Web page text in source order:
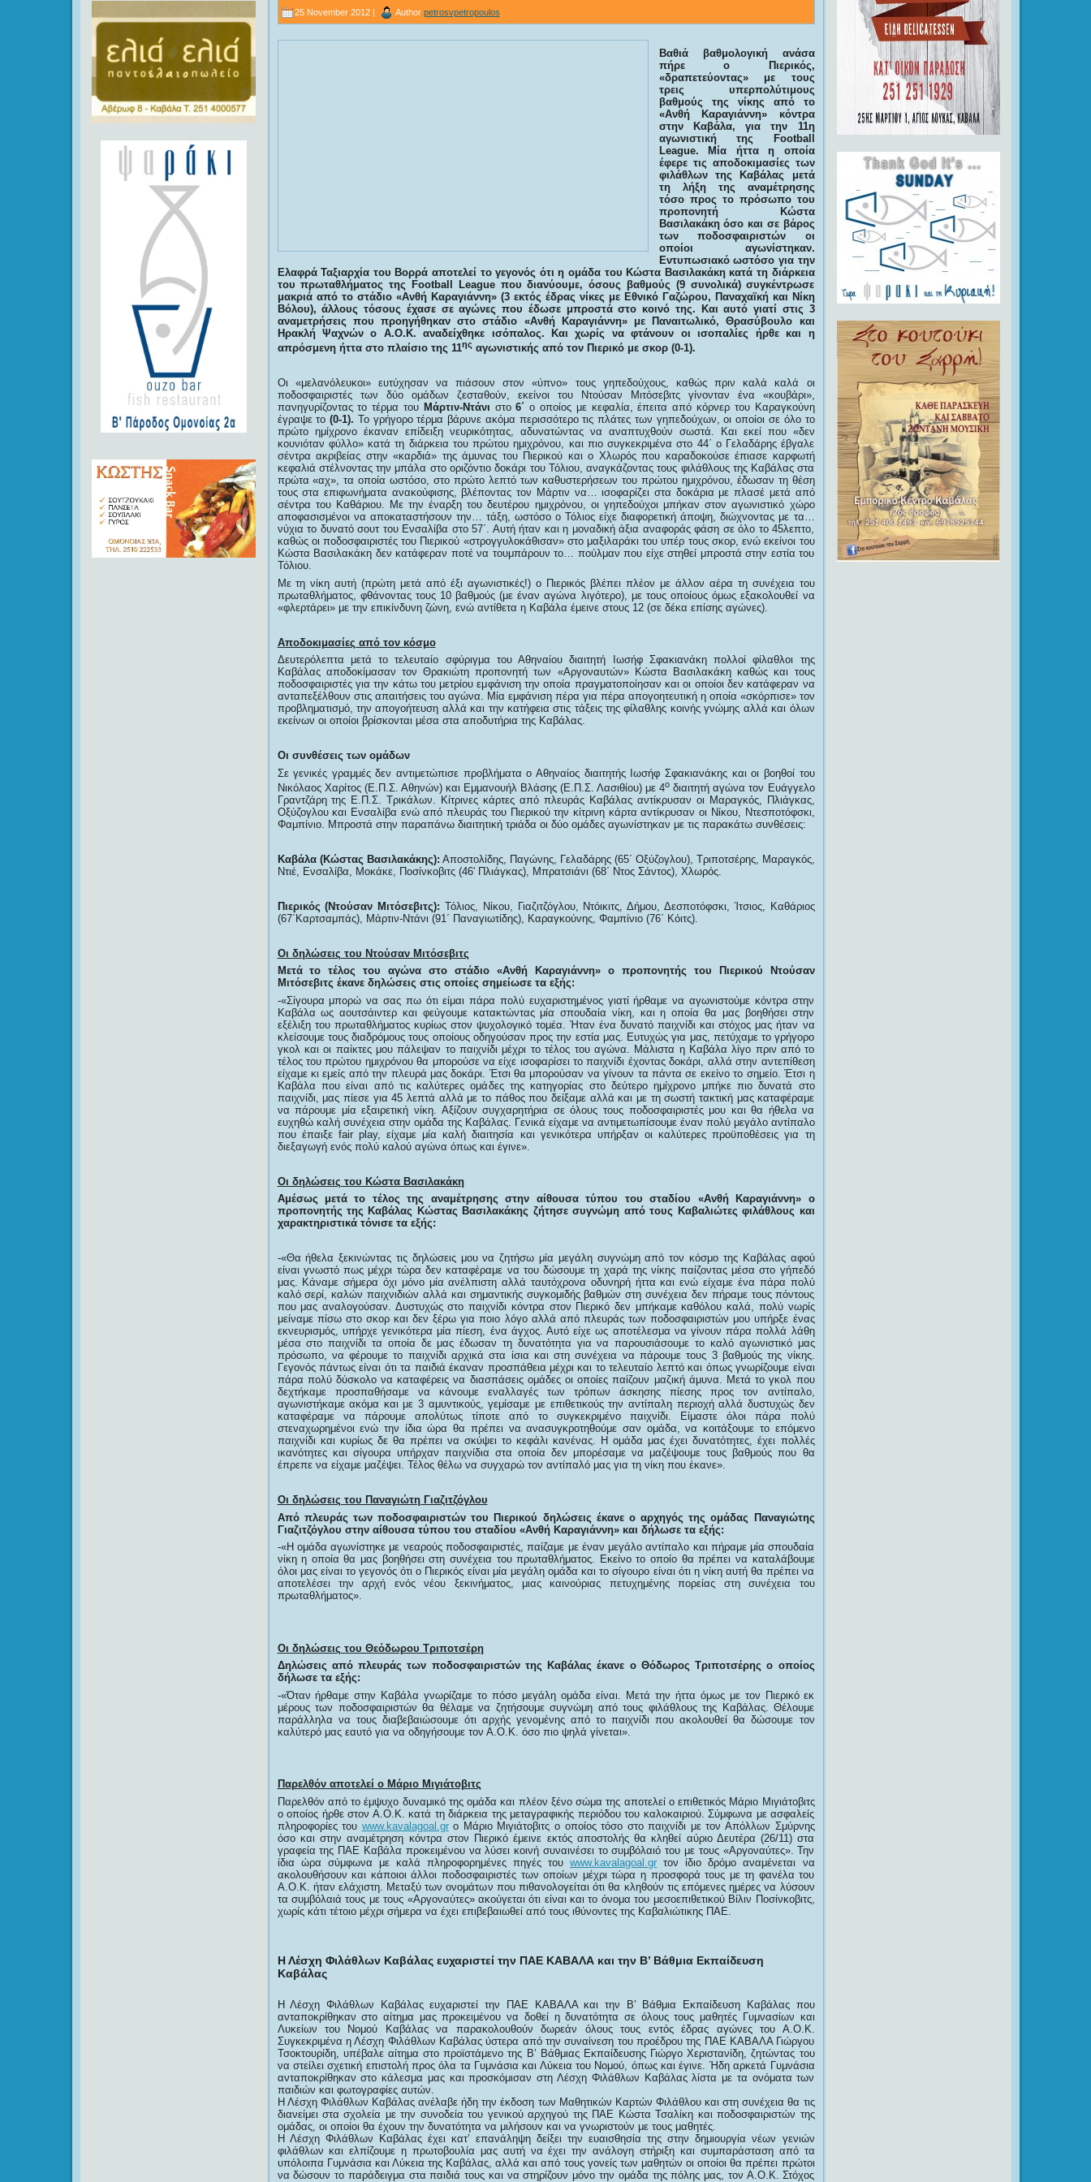
25 November 2012 | Author petrosvpetropoulos
Βαθιά βαθμολογική ανάσα
πήρε ο Πιερικός,
«δραπετεύοντας» με τους
τρεις υπερπολύτιμους
βαθμούς της νίκης από το
«Ανθή Καραγιάννη» κόντρα
στην Καβάλα, για την 11η
αγωνιστική της Football
League. Μία ήττα η οποία
έφερε τις αποδοκιμασίες των
φιλάθλων της Καβάλας μετά
τη λήξη της αναμέτρησης
τόσο προς το πρόσωπο του
προπονητή Κώστα
Βασιλακάκη όσο και σε βάρος
των ποδοσφαιριστών οι
οποίοι αγωνίστηκαν.
Εντυπωσιακό ωστόσο για την
Ελαφρά Ταξιαρχία του Βορρά αποτελεί το γεγονός ότι η ομάδα του Κώστα Βασιλακάκη κατά τη διάρκεια
του πρωταθλήματος της Football League που διανύουμε, όσους βαθμούς (9 συνολικά) συγκέντρωσε
μακριά από το στάδιο «Ανθή Καραγιάννη» (3 εκτός έδρας νίκες με Εθνικό Γαζώρου, Παναχαϊκή και Νίκη
Βόλου), άλλους τόσους έχασε σε αγώνες που έδωσε μπροστά στο κοινό της. Και αυτό γιατί στις 3
αναμετρήσεις που προηγήθηκαν στο στάδιο «Ανθή Καραγιάννη» με Παναιτωλικό, Θρασύβουλο και
Ηρακλή Ψαχνών ο Α.Ο.Κ. αναδείχθηκε ισόπαλος. Και χωρίς να φτάνουν οι ισοπαλίες ήρθε και η
απρόσμενη ήττα στο πλαίσιο της 11ηςαγωνιστικής από τον Πιερικό με σκορ (0-1).
Οι «μελανόλευκοι» ευτύχησαν να πιάσουν στον «ύπνο» τους γηπεδούχους, καθώς πριν καλά καλά οι
ποδοσφαιριστές των δύο ομάδων ζεσταθούν, εκείνοι του Ντούσαν Μιτόσεβιτς γίνονταν ένα «κουβάρι»,
πανηγυρίζοντας το τέρμα του Μάρτιν-Ντάνι στο6΄ ο οποίος με κεφαλία, έπειτα από κόρνερ του Καραγκούνη
έγραψε το (0-1). Το γρήγορο τέρμα βάρυνε ακόμα περισσότερο τις πλάτες των γηπεδούχων, οι οποίοι σε όλο το
πρώτο ημίχρονο έκαναν επίδειξη νευρικότητας, αδυνατώντας να αναπτυχθούν σωστά. Και εκεί που «δεν
κουνιόταν φύλλο» κατά τη διάρκεια του πρώτου ημιχρόνου, και πιο συγκεκριμένα στο 44΄ ο Γελαδάρης έβγαλε
σέντρα ακριβείας στην «καρδιά» της άμυνας του Πιερικού και ο Χλωρός που καραδοκούσε έπιασε καρφωτή
κεφαλιά στέλνοντας την μπάλα στο οριζόντιο δοκάρι του Τόλιου, αναγκάζοντας τους φιλάθλους της Καβάλας στα
πρώτα «αχ», τα οποία ωστόσο, στο πρώτο λεπτό των καθυστερήσεων του πρώτου ημιχρόνου, έδωσαν τη θέση
τους στα επιφωνήματα ανακούφισης, βλέποντας τον Μάρτιν να… ισοφαρίζει στα δοκάρια με πλασέ μετά από
σέντρα του Καθάριου. Με την έναρξη του δευτέρου ημιχρόνου, οι γηπεδούχοι μπήκαν στον αγωνιστικό χώρο
αποφασισμένοι να αποκαταστήσουν την… τάξη, ωστόσο ο Τόλιος είχε διαφορετική άποψη, διώχνοντας με τα…
νύχια το δυνατό σουτ του Ενσαλίβα στο 57΄. Αυτή ήταν και η μοναδική άξια αναφοράς φάση σε όλο το 45λεπτο,
καθώς οι ποδοσφαιριστές του Πιερικού «στρογγυλοκάθισαν» στο μαξιλαράκι του υπέρ τους σκορ, ενώ εκείνοι του
Κώστα Βασιλακάκη δεν κατάφεραν ποτέ να τουμπάρουν το… πούλμαν που είχε στηθεί μπροστά στην εστία του
Τόλιου.
Με τη νίκη αυτή (πρώτη μετά από έξι αγωνιστικές!) ο Πιερικός βλέπει πλέον με άλλον αέρα τη συνέχεια του
πρωταθλήματος, φθάνοντας τους 10 βαθμούς (με έναν αγώνα λιγότερο), με τους οποίους όμως εξακολουθεί να
«φλερτάρει» με την επικίνδυνη ζώνη, ενώ αντίθετα η Καβάλα έμεινε στους 12 (σε δέκα επίσης αγώνες).
Αποδοκιμασίες από τον κόσμο
Δευτερόλεπτα μετά το τελευταίο σφύριγμα του Αθηναίου διαιτητή Ιωσήφ Σφακιανάκη πολλοί φίλαθλοι της
Καβάλας αποδοκίμασαν τον Θρακιώτη προπονητή των «Αργοναυτών» Κώστα Βασιλακάκη καθώς και τους
ποδοσφαιριστές για την κάτω του μετρίου εμφάνιση την οποία πραγματοποίησαν και οι οποίοι δεν κατάφεραν να
ανταπεξέλθουν στις απαιτήσεις του αγώνα. Μία εμφάνιση πέρα για πέρα απογοητευτική η οποία «σκόρπισε» τον
προβληματισμό, την απογοήτευση αλλά και την κατήφεια στις τάξεις της φίλαθλης κοινής γνώμης αλλά και όλων
εκείνων οι οποίοι βρίσκονται μέσα στα αποδυτήρια της Καβάλας.
Οι συνθέσεις των ομάδων
Σε γενικές γραμμές δεν αντιμετώπισε προβλήματα ο Αθηναίος διαιτητής Ιωσήφ Σφακιανάκης και οι βοηθοί του
Νικόλαος Χαρίτος (Ε.Π.Σ. Αθηνών) και Εμμανουήλ Βλάσης (Ε.Π.Σ. Λασιθίου) με 4ο διαιτητή αγώνα τον Ευάγγελο
Γραντζάρη της Ε.Π.Σ. Τρικάλων. Κίτρινες κάρτες από πλευράς Καβάλας αντίκρυσαν οι Μαραγκός, Πλιάγκας,
Οξύζογλου και Ενσαλίβα ενώ από πλευράς του Πιερικού την κίτρινη κάρτα αντίκρυσαν οι Νίκου, Ντεσποτόφσκι,
Φαμπίνιο. Μπροστά στην παραπάνω διαιτητική τριάδα οι δύο ομάδες αγωνίστηκαν με τις παρακάτω συνθέσεις:
Καβάλα (Κώστας Βασιλακάκης): Αποστολίδης, Παγώνης, Γελαδάρης (65΄ Οξύζογλου), Τριποτσέρης, Μαραγκός,
Ντιέ, Ενσαλίβα, Μοκάκε, Ποσίνκοβιτς (46′ Πλιάγκας), Μπρατσιάνι (68΄ Ντος Σάντος), Χλωρός.
Πιερικός (Ντούσαν Μιτόσεβιτς): Τόλιος, Νίκου, Γιαζιτζόγλου, Ντόικιτς, Δήμου, Δεσποτόφσκι, Ίτσιος, Καθάριος
(67΄Καρτσαμπάς), Μάρτιν-Ντάνι (91΄ Παναγιωτίδης), Καραγκούνης, Φαμπίνιο (76΄ Κόιτς).
Οι δηλώσεις του Ντούσαν Μιτόσεβιτς
Μετά το τέλος του αγώνα στο στάδιο «Ανθή Καραγιάννη» ο προπονητής του Πιερικού Ντούσαν
Μιτόσεβιτς έκανε δηλώσεις στις οποίες σημείωσε τα εξής:
-«Σίγουρα μπορώ να σας πω ότι είμαι πάρα πολύ ευχαριστημένος γιατί ήρθαμε να αγωνιστούμε κόντρα στην
Καβάλα ως αουτσάιντερ και φεύγουμε κατακτώντας μία σπουδαία νίκη, και η οποία θα μας βοηθήσει στην
εξέλιξη του πρωταθλήματος κυρίως στον ψυχολογικό τομέα. Ήταν ένα δυνατό παιχνίδι και στόχος μας ήταν να
κλείσουμε τους διαδρόμους τους οποίους οδηγούσαν προς την εστία μας. Ευτυχώς για μας, πετύχαμε το γρήγορο
γκολ και οι παίκτες μου πάλεψαν το παιχνίδι μέχρι το τέλος του αγώνα. Μάλιστα η Καβάλα λίγο πριν από το
τέλος του πρώτου ημιχρόνου θα μπορούσε να είχε ισοφαρίσει το παιχνίδι έχοντας δοκάρι, αλλά στην αντεπίθεση
είχαμε κι εμείς από την πλευρά μας δοκάρι. Έτσι θα μπορούσαν να γίνουν τα πάντα σε εκείνο το σημείο. Έτσι η
Καβάλα που είναι από τις καλύτερες ομάδες της κατηγορίας στο δεύτερο ημίχρονο μπήκε πιο δυνατά στο
παιχνίδι, μας πίεσε για 45 λεπτά αλλά με το πάθος που δείξαμε αλλά και με τη σωστή τακτική μας καταφέραμε
να πάρουμε μία εξαιρετική νίκη. Αξίζουν συγχαρητήρια σε όλους τους ποδοσφαιριστές μου και θα ήθελα να
ευχηθώ καλή συνέχεια στην ομάδα της Καβάλας. Γενικά είχαμε να αντιμετωπίσουμε έναν πολύ μεγάλο αντίπαλο
που έπαιξε fair play, είχαμε μία καλή διαιτησία και γενικότερα υπήρξαν οι καλύτερες προϋποθέσεις για τη
διεξαγωγή ενός πολύ καλού αγώνα όπως και έγινε».
Οι δηλώσεις του Κώστα Βασιλακάκη
Αμέσως μετά το τέλος της αναμέτρησης στην αίθουσα τύπου του σταδίου «Ανθή Καραγιάννη» ο
προπονητής της Καβάλας Κώστας Βασιλακάκης ζήτησε συγνώμη από τους Καβαλιώτες φιλάθλους και
χαρακτηριστικά τόνισε τα εξής:
-«Θα ήθελα ξεκινώντας τις δηλώσεις μου να ζητήσω μία μεγάλη συγνώμη από τον κόσμο της Καβάλας αφού
είναι γνωστό πως μέχρι τώρα δεν καταφέραμε να του δώσουμε τη χαρά της νίκης παίζοντας μέσα στο γήπεδό
μας. Κάναμε σήμερα όχι μόνο μία ανέλπιστη αλλά ταυτόχρονα οδυνηρή ήττα και ενώ είχαμε ένα πάρα πολύ
καλό σερί, καλών παιχνιδιών αλλά και σημαντικής συγκομιδής βαθμών στη συνέχεια δεν πήραμε τους πόντους
που μας αναλογούσαν. Δυστυχώς στο παιχνίδι κόντρα στον Πιερικό δεν μπήκαμε καθόλου καλά, πολύ νωρίς
μείναμε πίσω στο σκορ και δεν ξέρω για ποιο λόγο αλλά από πλευράς των ποδοσφαιριστών μου υπήρξε ένας
εκνευρισμός, υπήρχε γενικότερα μία πίεση, ένα άγχος. Αυτό είχε ως αποτέλεσμα να γίνουν πάρα πολλά λάθη
μέσα στο παιχνίδι τα οποία δε μας έδωσαν τη δυνατότητα για να παρουσιάσουμε το καλό αγωνιστικό μας
πρόσωπο, να φέρουμε το παιχνίδι αρχικά στα ίσια και στη συνέχεια να πάρουμε τους 3 βαθμούς της νίκης.
Γεγονός πάντως είναι ότι τα παιδιά έκαναν προσπάθεια μέχρι και το τελευταίο λεπτό και όπως γνωρίζουμε είναι
πάρα πολύ δύσκολο να καταφέρεις να διασπάσεις ομάδες οι οποίες παίζουν μαζική άμυνα. Μετά το γκολ που
δεχτήκαμε προσπαθήσαμε να κάνουμε εναλλαγές των τρόπων άσκησης πίεσης προς τον αντίπαλο,
αγωνιστήκαμε ακόμα και με 3 αμυντικούς, γεμίσαμε με επιθετικούς την αντίπαλη περιοχή αλλά δυστυχώς δεν
καταφέραμε να πάρουμε απολύτως τίποτε από το συγκεκριμένο παιχνίδι. Είμαστε όλοι πάρα πολύ
στεναχωρημένοι ενώ την ίδια ώρα θα πρέπει να ανασυγκροτηθούμε σαν ομάδα, να κοιτάξουμε το επόμενο
παιχνίδι και κυρίως δε θα πρέπει να σκύψει το κεφάλι κανένας. Η ομάδα μας έχει δυνατότητες, έχει πολλές
ικανότητες και σίγουρα υπήρχαν παιχνίδια στα οποία δεν μπορέσαμε να μαζέψουμε τους βαθμούς που θα
έπρεπε να είχαμε μαζέψει. Τέλος θέλω να συγχαρώ τον αντίπαλό μας για τη νίκη που έκανε».
Οι δηλώσεις του Παναγιώτη Γιαζιτζόγλου
Από πλευράς των ποδοσφαιριστών του Πιερικού δηλώσεις έκανε ο αρχηγός της ομάδας Παναγιώτης
Γιαζιτζόγλου στην αίθουσα τύπου του σταδίου «Ανθή Καραγιάννη» και δήλωσε τα εξής:
-«Η ομάδα αγωνίστηκε με νεαρούς ποδοσφαιριστές, παίζαμε με έναν μεγάλο αντίπαλο και πήραμε μία σπουδαία
νίκη η οποία θα μας βοηθήσει στη συνέχεια του πρωταθλήματος. Εκείνο το οποίο θα πρέπει να καταλάβουμε
όλοι μας είναι το γεγονός ότι ο Πιερικός είναι μία μεγάλη ομάδα και το σίγουρο είναι ότι η νίκη αυτή θα πρέπει να
αποτελέσει την αρχή ενός νέου ξεκινήματος, μιας καινούριας πετυχημένης πορείας στη συνέχεια του
πρωταθλήματος».
Οι δηλώσεις του Θεόδωρου Τριποτσέρη
Δηλώσεις από πλευράς των ποδοσφαιριστών της Καβάλας έκανε ο Θόδωρος Τριποτσέρης ο οποίος
δήλωσε τα εξής:
-«Όταν ήρθαμε στην Καβάλα γνωρίζαμε το πόσο μεγάλη ομάδα είναι. Μετά την ήττα όμως με τον Πιερικό εκ
μέρους των ποδοσφαιριστών θα θέλαμε να ζητήσουμε συγνώμη από τους φιλάθλους της Καβάλας. Θέλουμε
παράλληλα να τους διαβεβαιώσουμε ότι αρχής γενομένης από το παιχνίδι που ακολουθεί θα δώσουμε τον
καλύτερό μας εαυτό για να οδηγήσουμε τον Α.Ο.Κ. όσο πιο ψηλά γίνεται».
Παρελθόν αποτελεί ο Μάριο Μιγιάτοβιτς
Παρελθόν από το έμψυχο δυναμικό της ομάδα και πλέον ξένο σώμα της αποτελεί ο επιθετικός Μάριο Μιγιάτοβιτς
ο οποίος ήρθε στον Α.Ο.Κ. κατά τη διάρκεια της μεταγραφικής περιόδου του καλοκαιριού. Σύμφωνα με ασφαλείς
πληροφορίες του www.kavalagoal.grο Μάριο Μιγιάτοβιτς ο οποίος τόσο στο παιχνίδι με τον Απόλλων Σμύρνης
όσο και στην αναμέτρηση κόντρα στον Πιερικό έμεινε εκτός αποστολής θα κληθεί αύριο Δευτέρα (26/11) στα
γραφεία της ΠΑΕ Καβάλα προκειμένου να λύσει κοινή συναινέσει το συμβόλαιό του με τους «Αργοναύτες». Την
ίδια ώρα σύμφωνα με καλά πληροφορημένες πηγές τουwww.kavalagoal.gr τον ίδιο δρόμο αναμένεται να
ακολουθήσουν και κάποιοι άλλοι ποδοσφαιριστές των οποίων μέχρι τώρα η προσφορά τους με τη φανέλα του
Α.Ο.Κ. ήταν ελάχιστη. Μεταξύ των ονομάτων που πιθανολογείται ότι θα κληθούν τις επόμενες ημέρες να λύσουν
τα συμβόλαιά τους με τους «Αργοναύτες» ακούγεται ότι είναι και το όνομα του μεσοεπιθετικού Βίλιν Ποσίνκοβιτς,
χωρίς κάτι τέτοιο μέχρι σήμερα να έχει επιβεβαιωθεί από τους ιθύνοντες της Καβαλιώτικης ΠΑΕ.
Η Λέσχη Φιλάθλων Καβάλας ευχαριστεί την ΠΑΕ ΚΑΒΑΛΑ και την Β’ Βάθμια Εκπαίδευση
Καβάλας
Η Λέσχη Φιλάθλων Καβάλας ευχαριστεί την ΠΑΕ ΚΑΒΑΛΑ και την Β’ Βάθμια Εκπαίδευση Καβάλας που
ανταποκρίθηκαν στο αίτημα μας προκειμένου να δοθεί η δυνατότητα σε όλους τους μαθητές Γυμνασίων και
Λυκείων του Νομού Καβάλας να παρακολουθούν δωρεάν όλους τους εντός έδρας αγώνες του Α.Ο.Κ.
Συγκεκριμένα η Λέσχη Φιλάθλων Καβάλας ύστερα από την συναίνεση του προέδρου της ΠΑΕ ΚΑΒΑΛΑ Γιώργου
Τσοκτουρίδη, υπέβαλε αίτημα στο προϊστάμενο της Β’ Βάθμιας Εκπαίδευσης Γιώργο Χεριστανίδη, ζητώντας του
να στείλει σχετική επιστολή προς όλα τα Γυμνάσια και Λύκεια του Νομού, όπως και έγινε. Ήδη αρκετά Γυμνάσια
ανταποκρίθηκαν στο κάλεσμα μας και προσκόμισαν στη Λέσχη Φιλάθλων Καβάλας λίστα με τα ονόματα των
παιδιών και φωτογραφίες αυτών.
Η Λέσχη Φιλάθλων Καβάλας ανέλαβε ήδη την έκδοση των Μαθητικών Καρτών Φιλάθλου και στη συνέχεια θα τις
διανείμει στα σχολεία με την συνοδεία του γενικού αρχηγού της ΠΑΕ Κώστα Τσαλίκη και ποδοσφαιριστών της
ομάδας, οι οποίοι θα έχουν την δυνατότητα να μιλήσουν και να γνωριστούν με τους μαθητές.
Η Λέσχη Φιλάθλων Καβάλας έχει κατ’ επανάληψη δείξει την ευαισθησία της στην δημιουργία νέων γενιών
φιλάθλων και ελπίζουμε η πρωτοβουλία μας αυτή να έχει την ανάλογη στήριξη και συμπαράσταση από τα
υπόλοιπα Γυμνάσια και Λύκεια της Καβάλας, αλλά και από τους γονείς των μαθητών οι οποίοι θα πρέπει πρώτοι
να δώσουν το παράδειγμα στα παιδιά τους και να στηρίζουν μόνο την ομάδα της πόλης μας, τον Α.Ο.Κ. Στόχος